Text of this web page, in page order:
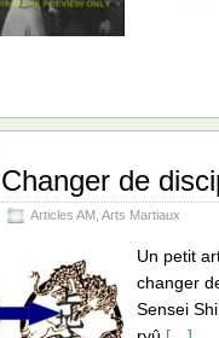
Changer de
Articles AM ,Arts Martiaux
Un petit
changer
Sensei